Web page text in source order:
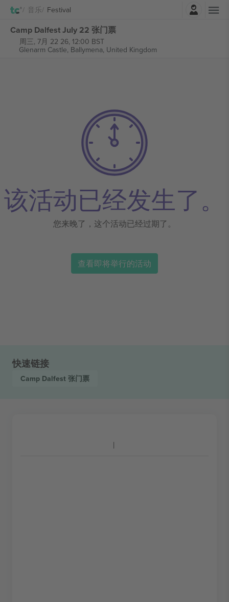
音乐 Festival
Camp Dalfest July 22 张门票
周三, 7月 22 26, 12:00 BST
Glenarm Castle, Ballymena, United Kingdom
该活动已经发生了。
您来晚了，这个活动已经过期了。
查看即将举行的活动
快速链接
Camp Dalfest 张门票